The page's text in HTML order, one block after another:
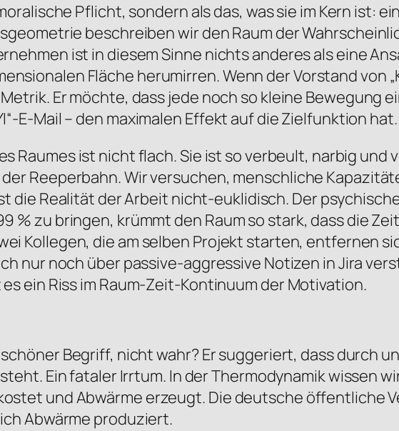
Pflicht, sondern als das, was sie im Kern ist:
beschreiben wir den Raum der
ist in diesem Sinne nichts anderes als eine
Fläche herumirren. Wenn der Vorstand von
Er möchte, dass jede noch so kleine Bewegung
E-Mail – den maximalen Effekt auf die Zielfunktion hat.
Raumes ist nicht flach. Sie ist so verbeult, narbig
Reeperbahn. Wir versuchen, menschliche
die Realität der Arbeit nicht-euklidisch. Der
% zu bringen, krümmt den Raum so stark, dass die
Kollegen, die am selben Projekt starten, entfernen
nur noch über passive-aggressive Notizen in Jira
ein Riss im Raum-Zeit-Kontinuum der Motivation.
schöner Begriff, nicht wahr? Er suggeriert, dass durch
Ein fataler Irrtum. In der Thermodynamik wissen
und Abwärme erzeugt. Die deutsche öffentliche
Abwärme produziert.